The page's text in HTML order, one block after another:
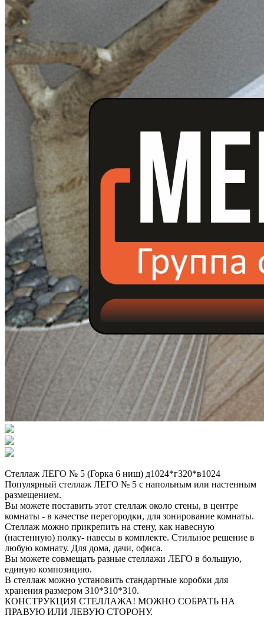
Стеллаж ЛЕГО № 5 (Горка 6 ниш) д1024*г320*в1024
Популярный стеллаж ЛЕГО № 5 с напольным или настенным
размещением.
Вы можете поставить этот стеллаж около стены, в центре
комнаты - в качестве перегородки, для зонирование комнаты.
Стеллаж можно прикрепить на стену, как навесную
(настенную) полку- навесы в комплекте. Стильное решение в
любую комнату. Для дома, дачи, офиса.
Вы можете совмещать разные стеллажи ЛЕГО в большую,
единую композицию.
В стеллаж можно установить стандартные коробки для
хранения размером 310*310*310.
КОНСТРУКЦИЯ СТЕЛЛАЖА! МОЖНО СОБРАТЬ НА
ПРАВУЮ ИЛИ ЛЕВУЮ СТОРОНУ.